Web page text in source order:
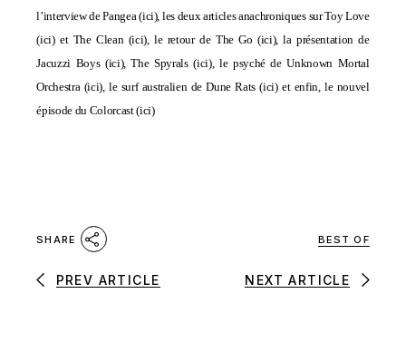
l’interview de Pangea (ici), les deux articles anachroniques sur Toy Love
(ici) et The Clean (ici), le retour de The Go (ici), la présentation de
Jacuzzi Boys (ici), The Spyrals (ici), le psyché deUnknown Mortal
Orchestra (ici), le surf australien de Dune Rats (ici)et enfin, le nouvel
épisode du Colorcast (ici)
SHARE BEST OF
PREV ARTICLE NEXT ARTICLE